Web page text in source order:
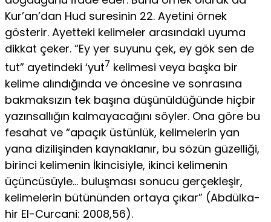
Kur’an’dan Hud suresinin 22. Ayetini örnek
gösterir. Ayetteki kelimeler arasın­daki uyuma
dikkat çeker. “Ey yer suyunu çek, ey gök sen de
tut” ayetindeki ‘yut7 kelimesi veya başka bir
kelime alın­dığında ve öncesine ve sonrasına
bakmaksızın tek başına dü­şünüldüğünde hiçbir
yazınsallığın kalmayacağını söyler. Ona göre bu
fesahat ve “apaçık üstünlük, kelimelerin yan
yana di­zilişinden kaynaklanır, bu sözün güzelliği,
birinci kelimenin İkincisiyle, ikinci kelimenin
üçüncüsüyle… buluşması sonucu gerçekleşir,
kelimelerin bütününden ortaya çıkar” (Abdülka­
hir El-Curcani: 2008,56).